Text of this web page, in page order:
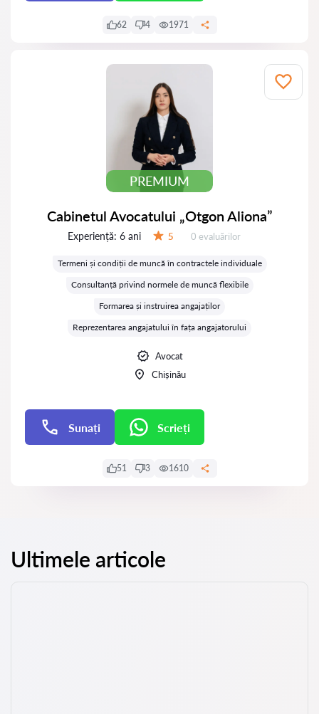
62 4 1971
PREMIUM
Cabinetul Avocatului „Otgon Aliona”
Experiență: 6 ani 5 Evaluărilor:
0 evaluărilor
Termeni și condiții de muncă în contractele individuale
Consultanță privind normele de muncă flexibile
Formarea și instruirea angajaților
Reprezentarea angajatului în fața angajatorului
Avocat
Chișinău
Sunați Scrieți
51 3 1610
Ultimele articole